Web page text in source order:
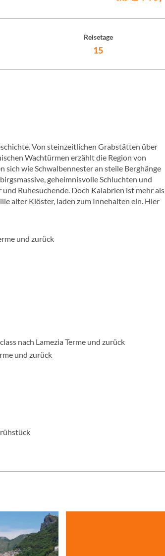
Reisetage
15
Von steinzeitlichen Grabstätten über
Wachtürmen erzählt die Region von
wie Schwalbennester an steile Berghänge
geheimnisvolle Schluchten und
Ruhesuchende. Doch Kalabrien ist mehr als
alter Klöster, laden zum Innehalten ein. Hier
und zurück
nach Lamezia Terme und zurück
und zurück